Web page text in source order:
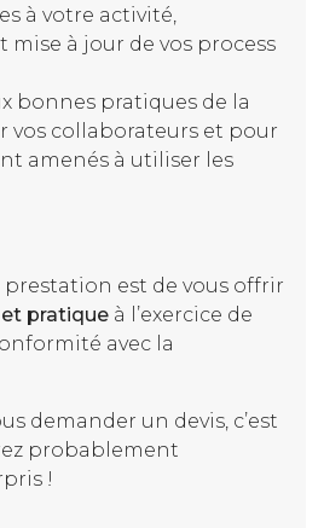
à votre activité,
à jour de vos process
bonnes pratiques de la
vos collaborateurs et pour
amenés à utiliser les
prestation est de vous offrir
pratique à l’exercice de
avec la
demander un devis, c’est
probablement
!